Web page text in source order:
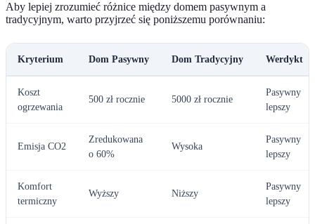
Aby lepiej zrozumieć różnice między domem pasywnym a
tradycyjnym, warto przyjrzeć się poniższemu porównaniu:
Kryterium Dom Pasywny Dom Tradycyjny Werdykt
Koszt
ogrzewania
500 zł rocznie 5000 zł rocznie
Pasywny
lepszy
Emisja CO2
Zredukowana
o 60%
Wysoka
Pasywny
lepszy
Komfort
termiczny
Wyższy Niższy
Pasywny
lepszy